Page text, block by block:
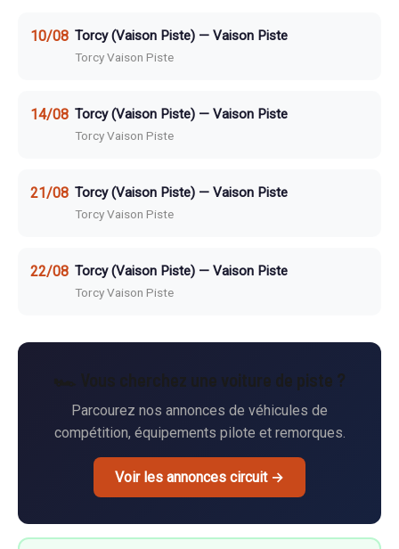
10/08 Torcy (Vaison Piste) — Vaison Piste
Torcy Vaison Piste
14/08 Torcy (Vaison Piste) — Vaison Piste
Torcy Vaison Piste
21/08 Torcy (Vaison Piste) — Vaison Piste
Torcy Vaison Piste
22/08 Torcy (Vaison Piste) — Vaison Piste
Torcy Vaison Piste
🏎️ Vous cherchez une voiture de piste ?
Parcourez nos annonces de véhicules de
compétition, équipements pilote et remorques.
Voir les annonces circuit →